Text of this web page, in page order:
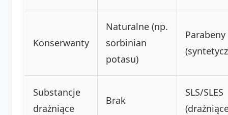
Konserwanty
Naturalne (np.
sorbinian
potasu)
Parabeny
Substancje
drażniące
Brak
SLS/SLES